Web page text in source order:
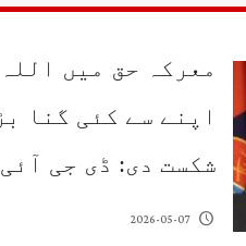
معرکہ حق میں
اپنے سے کئی گنا
شکست دی: ڈی جی
2026-05-07